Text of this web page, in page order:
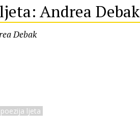
Andrea Debak
Debak
poezija ljeta